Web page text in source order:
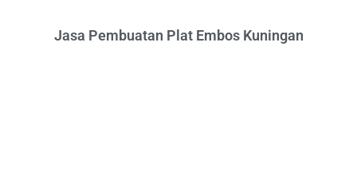
Jasa Pembuatan Plat Embos Kuningan